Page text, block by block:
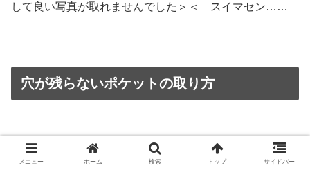
して良い写真が取れませんでした＞＜ スイマセン……
穴が残らないポケットの取り方
ぼくがやっている穴の残りにくいポケットの取り方を紹介
メニュー ホーム 検索 トップ サイドバー